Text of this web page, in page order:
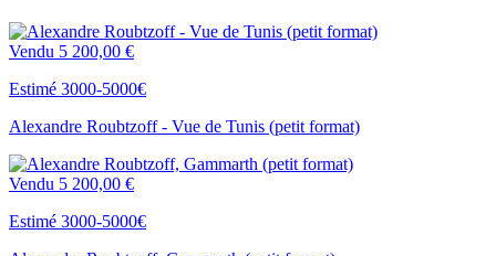
Vendu 5 200,00 €
Estimé 3000-5000€
Alexandre Roubtzoff - Vue de Tunis (petit format)
Vendu 5 200,00 €
Estimé 3000-5000€